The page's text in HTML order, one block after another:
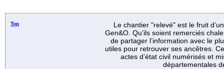
Top
Le chantier "relevé" est le fruit
Gen&O. Qu’ils soient remerciés
de partager l’information avec le
utiles pour retrouver ses ancêtres.
actes d’état civil numérisés et
départementales